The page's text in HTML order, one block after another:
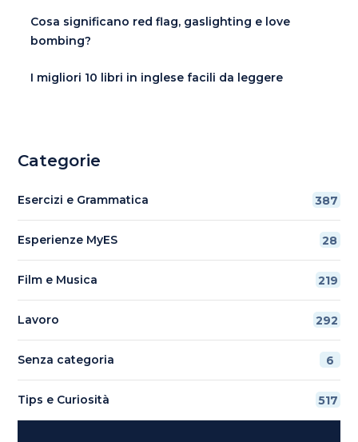
Cosa significano red flag, gaslighting e love
bombing?
I migliori 10 libri in inglese facili da leggere
Categorie
Esercizi e Grammatica 387
Esperienze MyES 28
Film e Musica 219
Lavoro 292
Senza categoria 6
Tips e Curiosità 517